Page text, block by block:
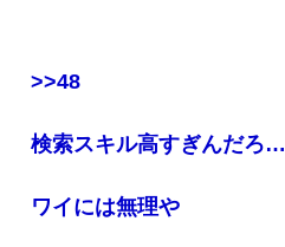
>>48
検索スキル高すぎんだろ…
ワイには無理や